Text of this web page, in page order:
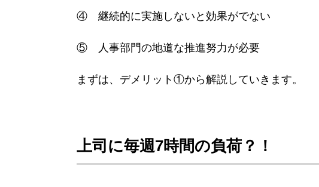
④ 継続的に実施しないと効果がでない
⑤ 人事部門の地道な推進努力が必要
まずは、デメリット①から解説していきます。
上司に毎週7時間の負荷？！